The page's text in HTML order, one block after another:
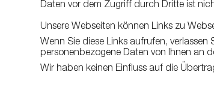
Daten vor dem Zugriff durch Dritte ist
Unsere Webseiten können Links zu
Wenn Sie diese Links aufrufen,
personenbezogene Daten von Ihnen an
Wir haben keinen Einfluss auf die